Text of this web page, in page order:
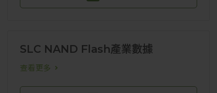
SLC NAND Flash產業數據
查看更多